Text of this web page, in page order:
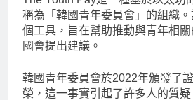
稱為「韓國青年委員會」的組織
個工具，旨在幫助推動與青年相
國會提出建議。
韓國青年委員會於2022年頒發了
榮，這一事實引起了許多人的質